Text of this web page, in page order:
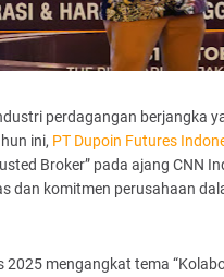
perdagangan berjangka
ini, PT Dupoin Futures
Broker” pada ajang CNN
dan komitmen perusahaan
2025 mengangkat tema